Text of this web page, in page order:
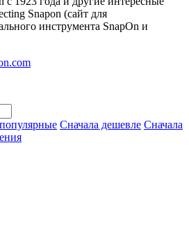
Snapon (сайт для
инструмента SnapOn и
Сначала дешевле Сначала